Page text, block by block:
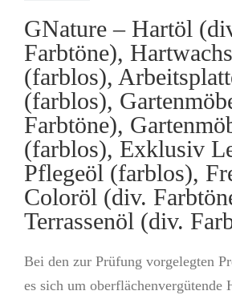
GNature – Hartöl
Farbtöne),
(farblos),
(farblos),
Farbtöne),
(farblos), Exklusiv
Pflegeöl (farblos),
Coloröl (div.
Terrassenöl (div.
Bei den zur Prüfung vorgelegten
es sich um oberflächenvergütende